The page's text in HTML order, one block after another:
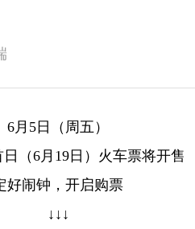
6月5日（周五）
（6月19日）火车票将开售
好闹钟，开启购票
↓↓↓